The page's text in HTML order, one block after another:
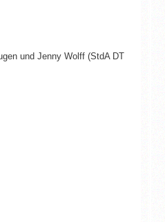
und Jenny Wolff (StdA DT